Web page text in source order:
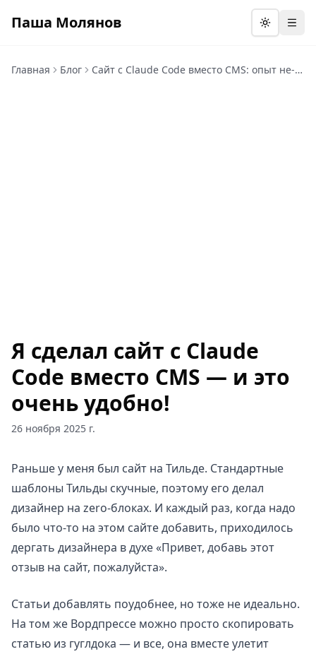
Паша Молянов
Главная Блог Сайт с Claude Code вместо CMS: опыт не-разработчика
Я сделал сайт с Claude
Code вместо CMS — и это
очень удобно!
26 ноября 2025 г.
Раньше у меня был сайт на Тильде. Стандартные
шаблоны Тильды скучные, поэтому его делал
дизайнер на zero-блоках. И каждый раз, когда надо
было что-то на этом сайте добавить, приходилось
дергать дизайнера в духе «Привет, добавь этот
отзыв на сайт, пожалуйста».
Статьи добавлять поудобнее, но тоже не идеально.
На том же Вордпрессе можно просто скопировать
статью из гуглдока — и все, она вместе улетит